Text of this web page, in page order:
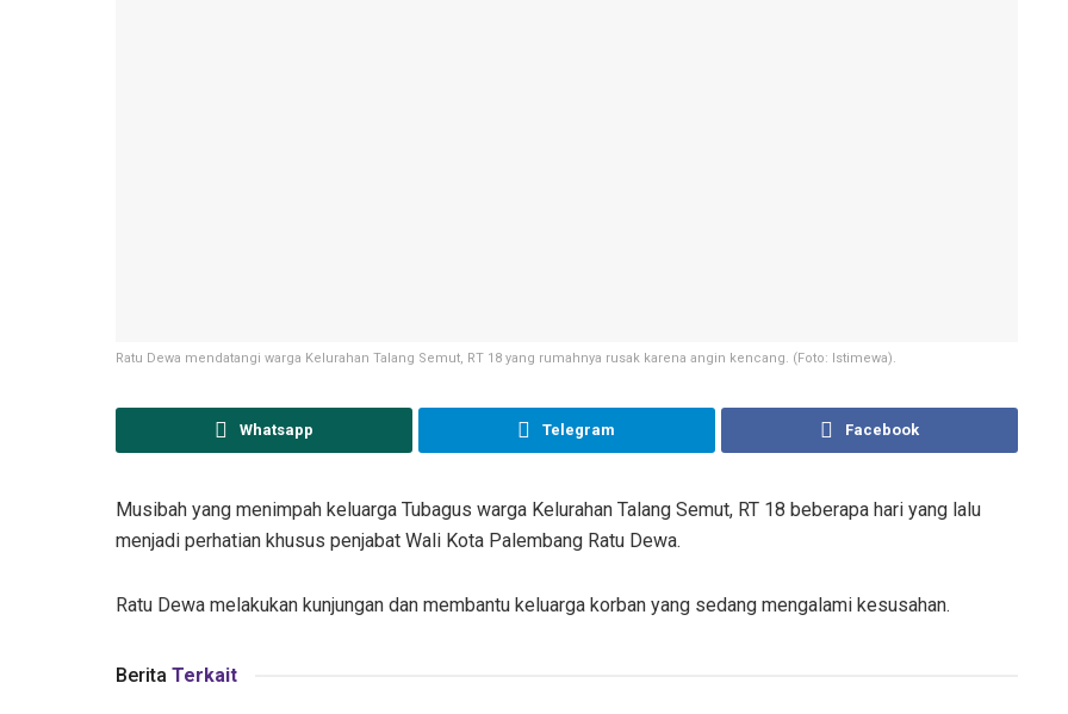
Ratu Dewa mendatangi warga Kelurahan Talang Semut, RT 18 yang rumahnya rusak karena angin kencang. (Foto: Istimewa).
Whatsapp Telegram Facebook
Musibah yang menimpah keluarga Tubagus warga Kelurahan Talang Semut, RT 18 beberapa hari yang lalu
menjadi perhatian khusus penjabat Wali Kota Palembang Ratu Dewa.
Ratu Dewa melakukan kunjungan dan membantu keluarga korban yang sedang mengalami kesusahan.
Berita Terkait